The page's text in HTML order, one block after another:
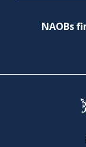
NAOBs